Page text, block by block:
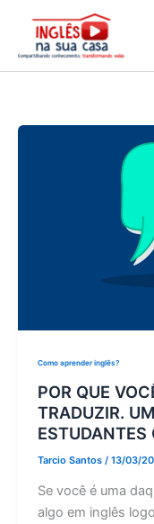
conteúdo
Como aprender inglês?
POR QUE
TRADUZIR.
ESTUDANTES
Tarcio Santos / 13/03/
Se você é uma
algo em inglês